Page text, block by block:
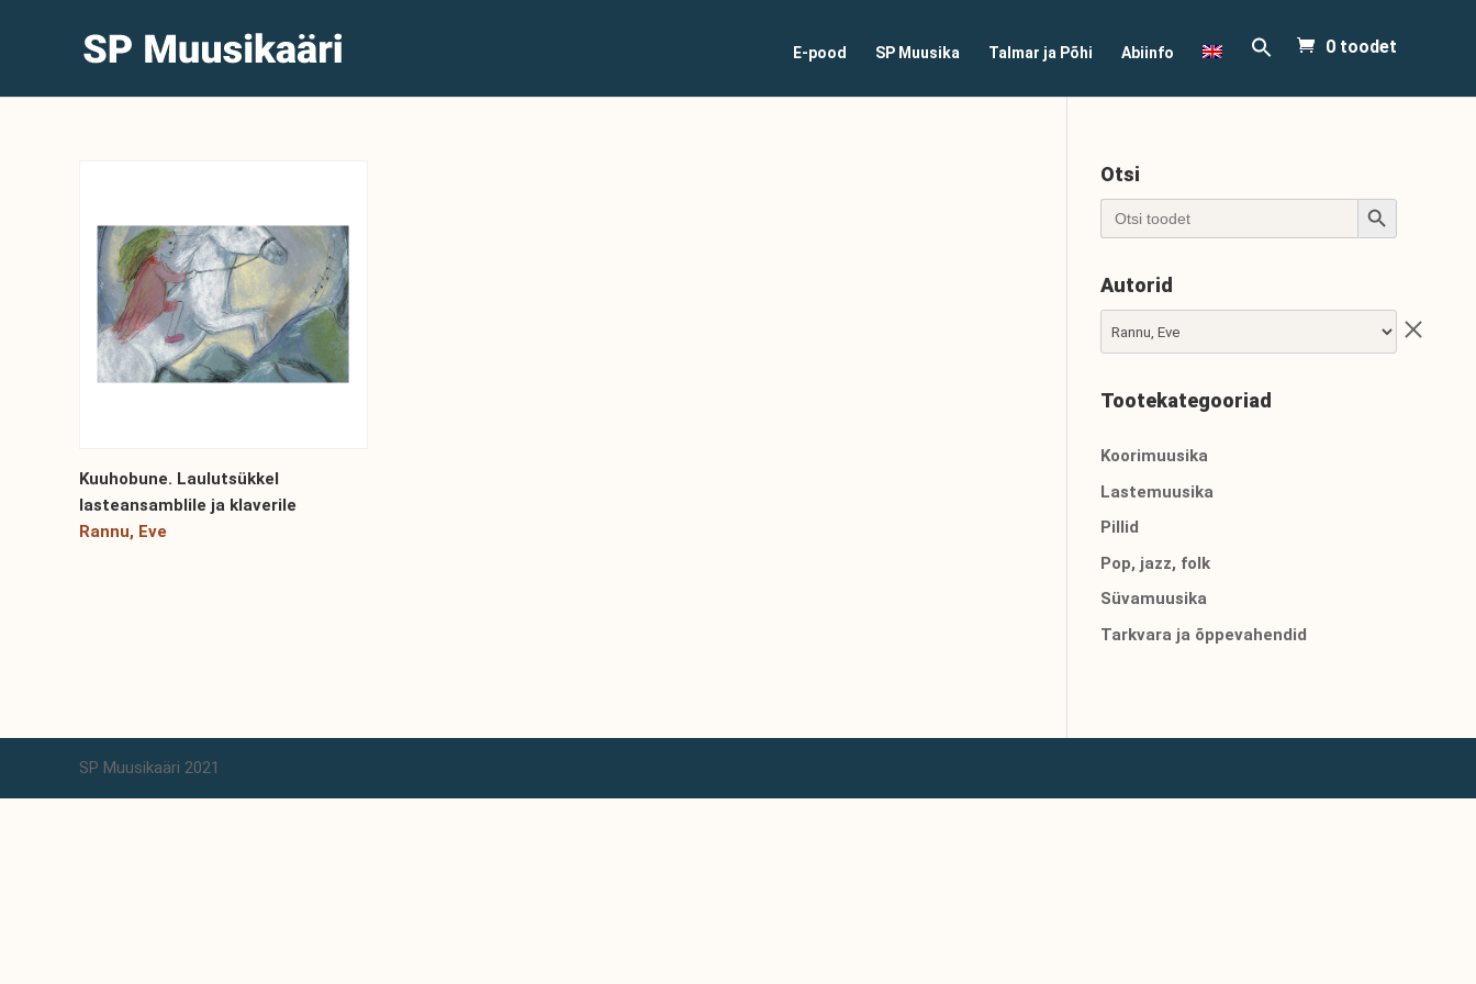
E-pood SP Muusika Talmar ja Põhi Abiinfo 0 toodet
Kuuhobune. Laulutsükkel
lasteansamblile ja klaverile
Rannu, Eve
Otsi
Search
for:
Search Button
Autorid
Tootekategooriad
Koorimuusika
Lastemuusika
Pillid
Pop, jazz, folk
Süvamuusika
Tarkvara ja õppevahendid
SP Muusikaäri 2021